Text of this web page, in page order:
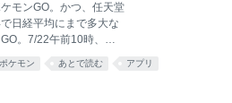
モンGO。かつ、任天堂
日経平均にまで多大な
。7/22午前10時、つ
ウンロードして遊んで
Not GOになる。散々
ポケモン あとで読む アプリ